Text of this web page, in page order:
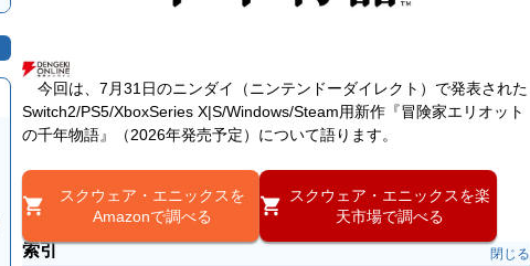
今回は、7月31日のニンダイ（ニンテンドーダイレクト）で発表された
Switch2/PS5/XboxSeries X|S/Windows/Steam用新作『冒険家エリオット
の千年物語』（2026年発売予定）について語ります。
スクウェア・エニックスを
スクウェア・エニックスを楽
天市場で調べる
索引 閉じる